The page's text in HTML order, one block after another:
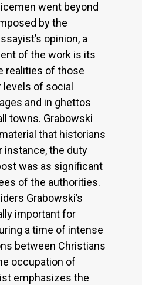
went beyond
by the
opinion, a
of the work is its
realities of those
of social
and in ghettos
towns. Grabowski
that historians
instance, the duty
was as significant
of the authorities.
Grabowski’s
important for
a time of intense
between Christians
occupation of
emphasizes the